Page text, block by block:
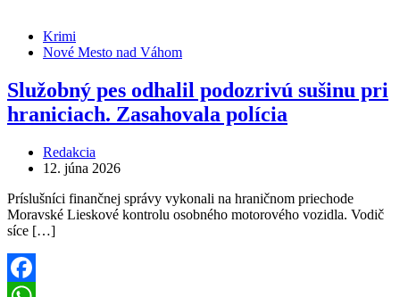
Krimi
Nové Mesto nad Váhom
Služobný pes odhalil podozrivú sušinu pri
hraniciach. Zasahovala polícia
Redakcia
12. júna 2026
Príslušníci finančnej správy vykonali na hraničnom priechode
Moravské Lieskové kontrolu osobného motorového vozidla. Vodič
síce […]